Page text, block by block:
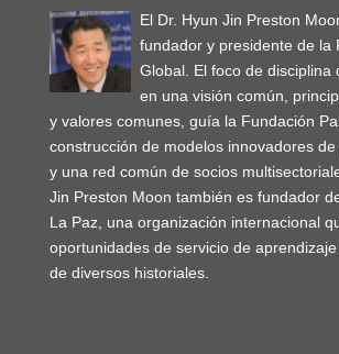
El Dr. Hyun Jin Preston
fundador y presidente de la
Global. El foco de disciplina
en una visión común,
y valores comunes, guía la Fundación
construcción de modelos innovadores
y una red común de socios
Jin Preston Moon también es fundador
La Paz, una organización internacional
oportunidades de servicio de
de diversos historiales.